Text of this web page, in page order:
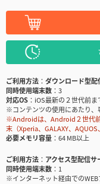
ご利用方法
ダウンロード型配
同時使用端末数
3
対応OS
iOS最新の２世代前
※コンテンツの使用にあたり
※Androidは、Android２世代
末（Xperia、GALAXY、
必要メモリ容量
64 MB以上
ご利用方法
アクセス型配信サ
同時使用端末数
1
※インターネット経由での